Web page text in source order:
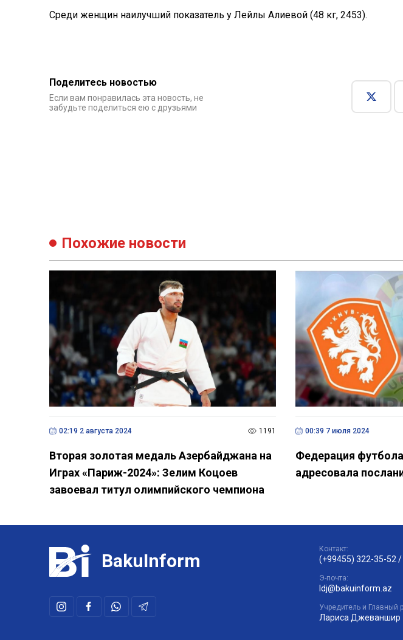
Среди женщин наилучший показатель у Лейлы Алиевой (48 кг, 2453).
Поделитесь новостью
Если вам понравилась эта новость, не
забудьте поделиться ею с друзьями
Похожие новости
02:19 2 августа 2024 1191
Вторая золотая медаль Азербайджана на
Играх «Париж-2024»: Зелим Коцоев
завоевал титул олимпийского чемпиона
00:39 7 июля 2024
Федерация
адресовала
BakuInform
Контакт:
(+99455) 322-35-52
Э-почта:
ldj@bakuinform.az
Учредитель и Главный
Лариса Джеваншир